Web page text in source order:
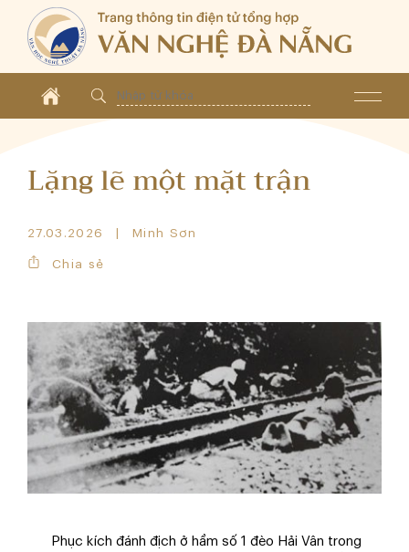
Lặng lẽ một mặt trận
27.03.2026 Minh Sơn
Chia sẻ
Phục kích đánh địch ở hầm số 1 đèo Hải Vân trong